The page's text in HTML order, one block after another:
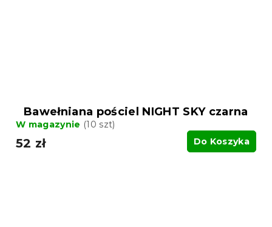
Bawełniana pościel NIGHT SKY czarna
W magazynie (10 szt)
52 zł Do Koszyka